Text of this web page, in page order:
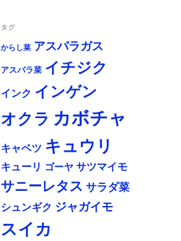
タグ
からし菜 アスパラガス
アスパラ菜 イチジク
インク インゲン
オクラ カボチャ
キャベツ キュウリ
キューリ ゴーヤ サツマイモ
サニーレタス サラダ菜
シュンギク ジャガイモ
スイカ